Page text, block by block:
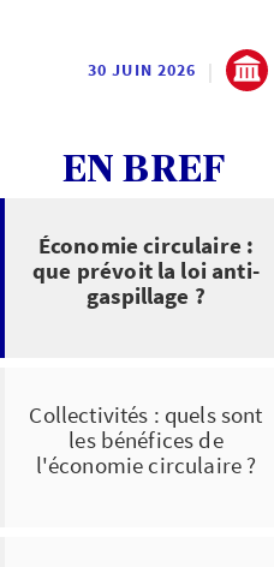
30 JUIN 2026 |
EN BREF
Économie circulaire :
que prévoit la loi anti-
gaspillage ?
Collectivités : quels sont
les bénéfices de
l'économie circulaire ?